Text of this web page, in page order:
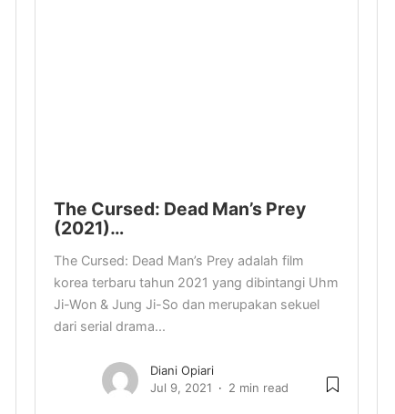
The Cursed: Dead Man’s Prey
(2021)…
The Cursed: Dead Man’s Prey adalah film
korea terbaru tahun 2021 yang dibintangi Uhm
Ji-Won & Jung Ji-So dan merupakan sekuel
dari serial drama...
Diani Opiari
Jul 9, 2021
2 min read